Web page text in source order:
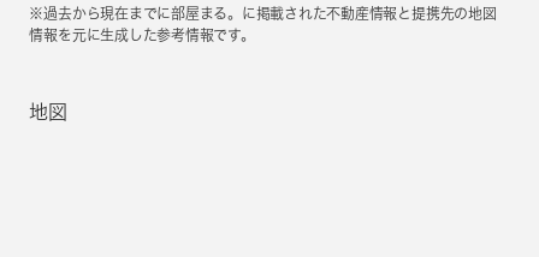
※過去から現在までに部屋まる。に掲載された不動産情報と提携先の地図
情報を元に生成した参考情報です。
地図